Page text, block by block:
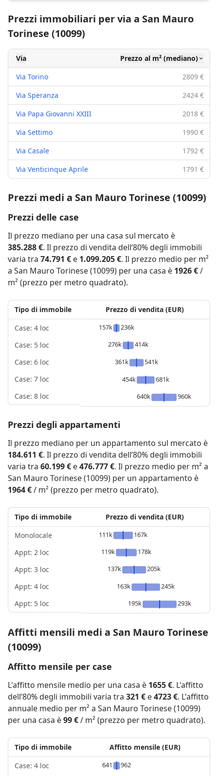
Prezzi immobiliari per via a San Mauro
Torinese (10099)
Via
Prezzo al m² (mediano)
Via Torino
2809 €
Via Speranza
2424 €
Via Papa Giovanni XXIII
2018 €
Via Settimo
1990 €
Via Casale
1792 €
Via Venticinque Aprile
1791 €
Prezzi medi a San Mauro Torinese (10099)
Prezzi delle case
Il prezzo mediano per una casa sul mercato è
385.288 €. Il prezzo di vendita dell’80% degli immobili
varia tra 74.791 € e 1.099.205 €. Il prezzo medio per m²
a San Mauro Torinese (10099) per una casa è 1926 €/
m² (prezzo per metro quadrato).
Tipo di immobile
Case: 4 loc
Case: 5 loc
Case: 6 loc
Case: 7 loc
Case: 8 loc
Prezzo di vendita (EUR)
157k
236k
276k
414k
361k
541k
454k
681k
640k
960k
Prezzi degli appartamenti
Il prezzo mediano per un appartamento sul mercato è
184.611 €. Il prezzo di vendita dell’80% degli immobili
varia tra 60.199 € e476.777 €. Il prezzo medio per m² a
San Mauro Torinese (10099) per un appartamento è
1964 €/ m² (prezzo per metro quadrato).
Tipo di immobile
Monolocale
Appt: 2 loc
Appt: 3 loc
Appt: 4 loc
Appt: 5 loc
Prezzo di vendita (EUR)
111k
167k
119k
178k
137k
205k
163k
245k
195k
293k
Affitti mensili medi a San Mauro Torinese
(10099)
Affitto mensile per case
L'affitto mensile medio per una casa è 1655 €. L'affitto
dell’80% degli immobili varia tra 321 € e4723 €. L'affitto
annuale medio per m² a San Mauro Torinese (10099)
per una casa è99 €/ m² (prezzo per metro quadrato).
Tipo di immobile
Case: 4 loc
Affitto mensile (EUR)
641
962